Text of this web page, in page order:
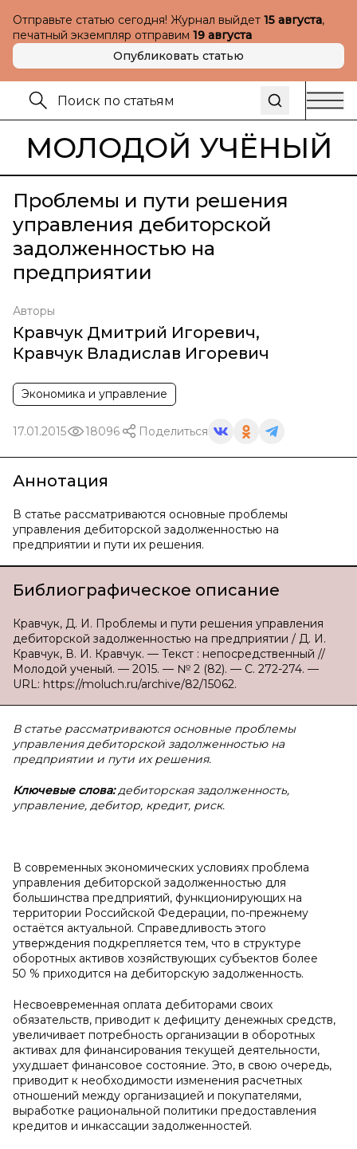
Отправьте статью сегодня! Журнал выйдет 15 августа,
печатный экземпляр отправим 19 августа
Опубликовать статью
МОЛОДОЙ УЧЁНЫЙ
Проблемы и пути решения
управления дебиторской
задолженностью на
предприятии
Авторы
Кравчук Дмитрий Игоревич,
Кравчук Владислав Игоревич
Экономика и управление
17.01.2015 18096 Поделиться
Аннотация
В статье рассматриваются основные проблемы
управления дебиторской задолженностью на
предприятии и пути их решения.
Библиографическое описание
Кравчук, Д. И. Проблемы и пути решения управления
дебиторской задолженностью на предприятии / Д. И.
Кравчук, В. И. Кравчук. — Текст : непосредственный //
Молодой ученый. — 2015. — № 2 (82). — С. 272-274. —
URL: https://moluch.ru/archive/82/15062.
В статье рассматриваются основные проблемы
управления дебиторской задолженностью на
предприятии и пути их решения.
Ключевые слова: дебиторская задолженность,
управление, дебитор, кредит, риск.
В современных экономических условиях проблема
управления дебиторской задолженностью для
большинства предприятий, функционирующих на
территории Российской Федерации, по-прежнему
остаётся актуальной. Справедливость этого
утверждения подкрепляется тем, что в структуре
оборотных активов хозяйствующих субъектов более
50 % приходится на дебиторскую задолженность.
Несвоевременная оплата дебиторами своих
обязательств, приводит к дефициту денежных средств,
увеличивает потребность организации в оборотных
активах для финансирования текущей деятельности,
ухудшает финансовое состояние. Это, в свою очередь,
приводит к необходимости изменения расчетных
отношений между организацией и покупателями,
выработке рациональной политики предоставления
кредитов и инкассации задолженностей.